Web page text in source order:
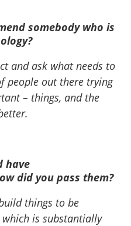
somebody who is
and ask what needs to
people out there trying
– things, and the
have
did you pass them?
things to be
is substantially